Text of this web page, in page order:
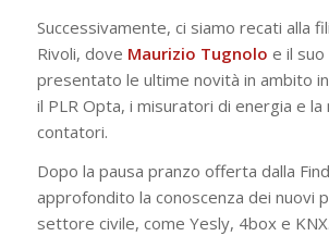
Successivamente, ci siamo recati alla
Rivoli, dove Maurizio Tugnolo e il suo
presentato le ultime novità in ambito
il PLR Opta, i misuratori di energia e la
contatori.
Dopo la pausa pranzo offerta dalla
approfondito la conoscenza dei nuovi
settore civile, come Yesly, 4box e KNX.